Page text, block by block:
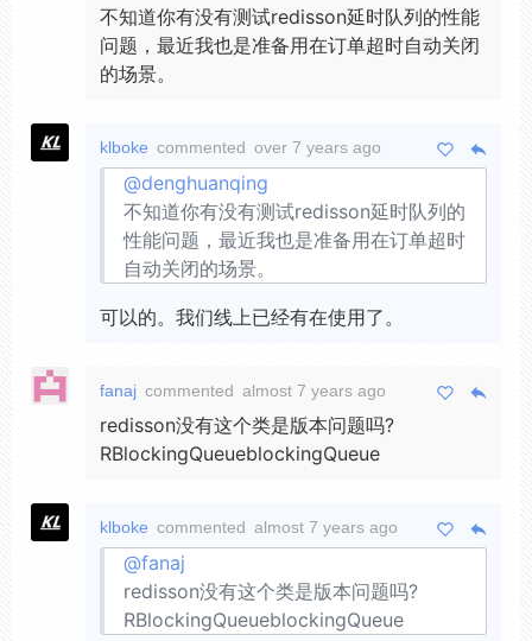
不知道你有没有测试redisson延时队列的性能
问题，最近我也是准备用在订单超时自动关闭
的场景。
klboke commented over 7 years ago
@denghuanqing
不知道你有没有测试redisson延时队列的
性能问题，最近我也是准备用在订单超时
自动关闭的场景。
可以的。我们线上已经有在使用了。
fanaj commented almost 7 years ago
redisson没有这个类是版本问题吗?
RBlockingQueueblockingQueue
klboke commented almost 7 years ago
@fanaj
redisson没有这个类是版本问题吗?
RBlockingQueueblockingQueue